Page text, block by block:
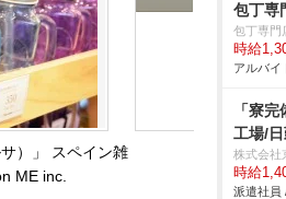
）」 スペイン雑
ME inc.
包丁専
包丁専門
時給
アルバイ
「寮
工場/
株式会社
時給
派遣社員